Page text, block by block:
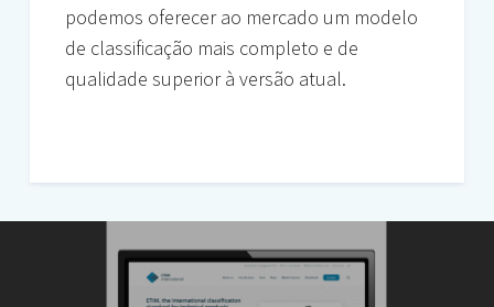
podemos oferecer ao mercado um modelo
de classificação mais completo e de
qualidade superior à versão atual.